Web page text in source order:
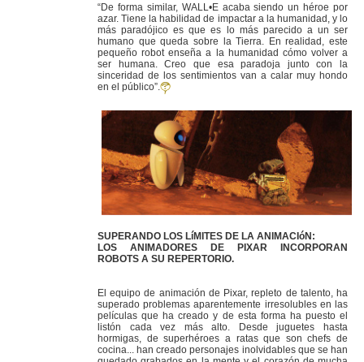
“De forma similar, WALL•E acaba siendo un héroe por
azar. Tiene la habilidad de impactar a la humanidad, y lo
más paradójico es que es lo más parecido a un ser
humano que queda sobre la Tierra. En realidad, este
pequeño robot enseña a la humanidad cómo volver a
ser humana. Creo que esa paradoja junto con la
sinceridad de los sentimientos van a calar muy hondo
en el público”.
SUPERANDO LOS LíMITES DE LA ANIMACIóN:
LOS ANIMADORES DE PIXAR INCORPORAN
ROBOTS A SU REPERTORIO.
El equipo de animación de Pixar, repleto de talento, ha
superado problemas aparentemente irresolubles en las
películas que ha creado y de esta forma ha puesto el
listón cada vez más alto. Desde juguetes hasta
hormigas, de superhéroes a ratas que son chefs de
cocina... han creado personajes inolvidables que se han